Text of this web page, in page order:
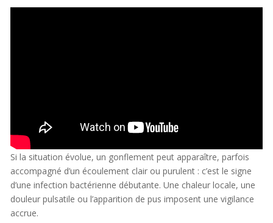
Si la situation évolue, un gonflement peut apparaître, parfois
accompagné d’un écoulement clair ou purulent : c’est le signe
d’une infection bactérienne débutante. Une chaleur locale, une
douleur pulsatile ou l’apparition de pus imposent une vigilance
accrue.